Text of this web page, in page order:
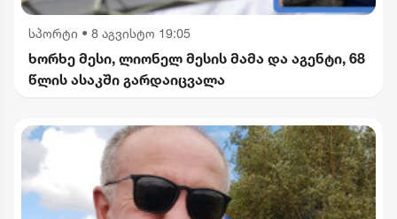
სპორტი • 8 აგვისტო 19:05
ხორხე მესი, ლიონელ მესის მამა და აგენტი, 68
წლის ასაკში გარდაიცვალა